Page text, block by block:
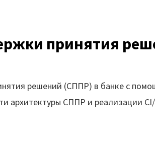
принятия
решений (СППР) в банке с
архитектуры СППР и реализации СI/